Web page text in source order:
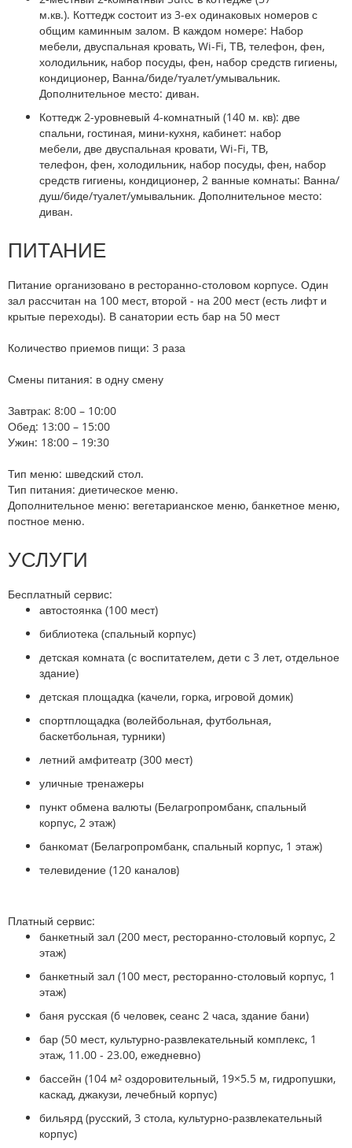
м.кв.). Коттедж состоит из 3-ех одинаковых номеров с
общим каминным залом. В каждом номере: Набор
мебели, двуспальная кровать, Wi-Fi, ТВ, телефон, фен,
холодильник, набор посуды, фен, набор средств гигиены,
кондиционер, Ванна/биде/туалет/умывальник.
Дополнительное место: диван.
Коттедж 2-уровневый 4-комнатный (140 м. кв): две
спальни, гостиная, мини-кухня, кабинет: набор
мебели, две двуспальная кровати, Wi-Fi, ТВ,
телефон, фен, холодильник, набор посуды, фен, набор
средств гигиены, кондиционер, 2 ванные комнаты: Ванна/
душ/биде/туалет/умывальник. Дополнительное место:
диван.
ПИТАНИЕ
Питание организовано в ресторанно-столовом корпусе. Один
зал рассчитан на 100 мест, второй - на 200 мест (есть лифт и
крытые переходы). В санатории есть бар на 50 мест
Количество приемов пищи: 3 раза
Смены питания: в одну смену
Завтрак: 8:00 – 10:00
Обед: 13:00 – 15:00
Ужин: 18:00 – 19:30
Тип меню: шведский стол.
Тип питания: диетическое меню.
Дополнительное меню: вегетарианское меню, банкетное меню,
постное меню.
УСЛУГИ
Бесплатный сервис:
автостоянка (100 мест)
библиотека (спальный корпус)
детская комната (с воспитателем, дети с 3 лет, отдельное
здание)
детская площадка (качели, горка, игровой домик)
спортплощадка (волейбольная, футбольная,
баскетбольная, турники)
летний амфитеатр (300 мест)
уличные тренажеры
пункт обмена валюты (Белагропромбанк, спальный
корпус, 2 этаж)
банкомат (Белагропромбанк, спальный корпус, 1 этаж)
телевидение (120 каналов)
Платный сервис:
банкетный зал (200 мест, ресторанно-столовый корпус, 2
этаж)
банкетный зал (100 мест, ресторанно-столовый корпус, 1
этаж)
баня русская (6 человек, сеанс 2 часа, здание бани)
бар (50 мест, культурно-развлекательный комплекс, 1
этаж, 11.00 - 23.00, ежедневно)
бассейн (104 м² оздоровительный, 19×5.5 м, гидропушки,
каскад, джакузи, лечебный корпус)
бильярд (русский, 3 стола, культурно-развлекательный
корпус)